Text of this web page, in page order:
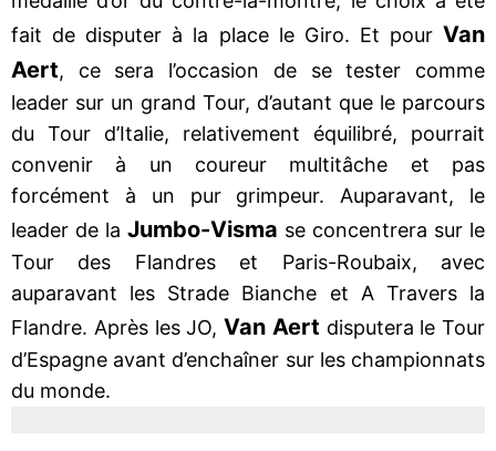
fait de disputer à la place le Giro. Et pour Van
Aert, ce sera l’occasion de se tester comme
leader sur un grand Tour, d’autant que le parcours
du Tour d’Italie, relativement équilibré, pourrait
convenir à un coureur multitâche et pas
forcément à un pur grimpeur. Auparavant, le
leader de la Jumbo-Visma se concentrera sur le
Tour des Flandres et Paris-Roubaix, avec
auparavant les Strade Bianche et A Travers la
Flandre. Après les JO, Van Aert disputera le Tour
d’Espagne avant d’enchaîner sur les championnats
du monde.